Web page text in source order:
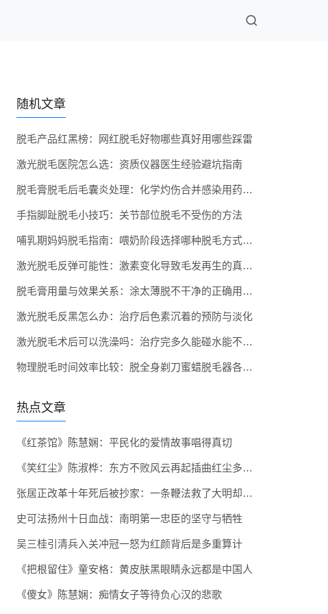
随机文章
脱毛产品红黑榜：网红脱毛好物哪些真好用哪些踩雷
激光脱毛医院怎么选：资质仪器医生经验避坑指南
脱毛膏脱毛后毛囊炎处理：化学灼伤合并感染用药指南
手指脚趾脱毛小技巧：关节部位脱毛不受伤的方法
哺乳期妈妈脱毛指南：喂奶阶段选择哪种脱毛方式稳妥
激光脱毛反弹可能性：激素变化导致毛发再生的真实案例
脱毛膏用量与效果关系：涂太薄脱不干净的正确用量标准
激光脱毛反黑怎么办：治疗后色素沉着的预防与淡化
激光脱毛术后可以洗澡吗：治疗完多久能碰水能不能用沐浴露
物理脱毛时间效率比较：脱全身剃刀蜜蜡脱毛器各需多久
热点文章
《红茶馆》陈慧娴：平民化的爱情故事唱得真切
《笑红尘》陈淑桦：东方不败风云再起插曲红尘多可笑
张居正改革十年死后被抄家：一条鞭法救了大明却救不了自己
史可法扬州十日血战：南明第一忠臣的坚守与牺牲
吴三桂引清兵入关冲冠一怒为红颜背后是多重算计
《把根留住》童安格：黄皮肤黑眼睛永远都是中国人
《傻女》陈慧娴：痴情女子等待负心汉的悲歌